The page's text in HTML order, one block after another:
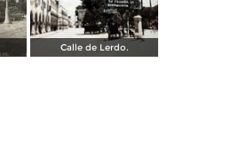
Calle de Lerdo.